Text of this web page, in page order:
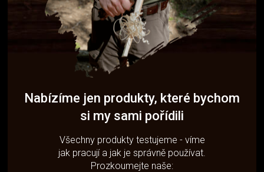
Nabízíme jen produkty, které bychom
si my sami pořídili
Všechny produkty testujeme - víme
jak pracují a jak je správně používat.
Prozkoumejte naše: